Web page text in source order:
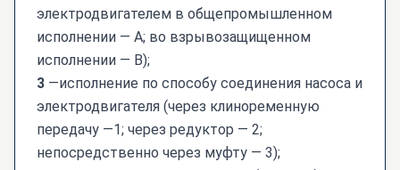
электродвигателем в общепромышленном
исполнении — А; во взрывозащищенном
исполнении — В);
3 —исполнение по способу соединения насоса и
электродвигателя (через клиноременную
передачу —1; через редуктор — 2;
непосредственно через муфту — 3);